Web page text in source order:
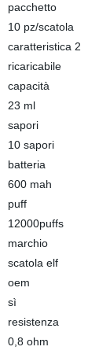
pacchetto
10 pz/scatola
caratteristica 2
ricaricabile
capacità
23 ml
sapori
10 sapori
batteria
600 mah
puff
12000puffs
marchio
scatola elf
oem
sì
resistenza
0,8 ohm